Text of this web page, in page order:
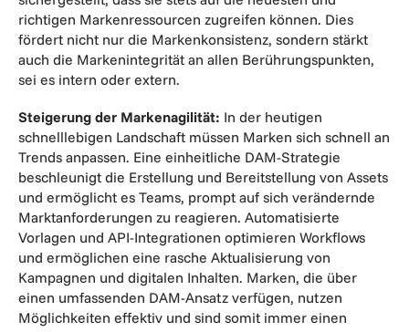
richtigen Markenressourcen zugreifen können. Dies
fördert nicht nur die Markenkonsistenz, sondern stärkt
auch die Markenintegrität an allen Berührungspunkten,
sei es intern oder extern.
Steigerung der Markenagilität: In der heutigen
schnelllebigen Landschaft müssen Marken sich schnell an
Trends anpassen. Eine einheitliche DAM-Strategie
beschleunigt die Erstellung und Bereitstellung von Assets
und ermöglicht es Teams, prompt auf sich verändernde
Marktanforderungen zu reagieren. Automatisierte
Vorlagen und API-Integrationen optimieren Workflows
und ermöglichen eine rasche Aktualisierung von
Kampagnen und digitalen Inhalten. Marken, die über
einen umfassenden DAM-Ansatz verfügen, nutzen
Möglichkeiten effektiv und sind somit immer einen